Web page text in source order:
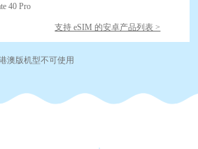
40 Pro
支持 eSIM 的安卓产品列表 >
澳版机型不可使用